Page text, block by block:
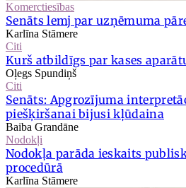
Komerctiesības
Senāts lemj par uzņēmuma
Karlīna Stāmere
Citi
Kurš atbildīgs par kases
Oļegs Spundiņš
Citi
Senāts: Apgrozījuma
piešķiršanai bijusi kļūdaina
Baiba Grandāne
Nodokļi
Nodokļa parāda ieskaits
procedūrā
Karlīna Stāmere